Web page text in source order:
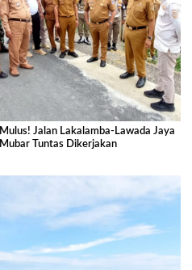
Mulus! Jalan Lakalamba-Lawada Jaya
Mubar Tuntas Dikerjakan